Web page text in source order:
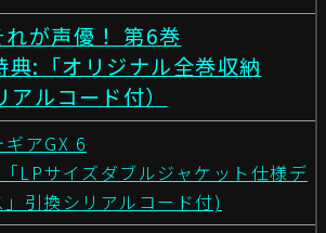
れが声優！ 第6巻
:「オリジナル全巻収納
ルコード付）
アGX 6
LPサイズダブルジャケット仕様デ
引換シリアルコード付)